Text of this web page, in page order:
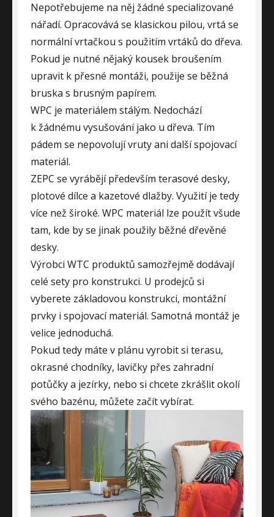
Nepotřebujeme na něj žádné specializované
nářadí. Opracovává se klasickou pilou, vrtá se
normální vrtačkou s použitím vrtáků do dřeva.
Pokud je nutné nějaký kousek broušením
upravit k přesné montáži, použije se běžná
bruska s brusným papírem.
WPC je materiálem stálým. Nedochází
k žádnému vysušování jako u dřeva. Tím
pádem se nepovolují vruty ani další spojovací
materiál.
ZEPC se vyrábějí především terasové desky,
plotové dílce a kazetové dlažby. Využití je tedy
více než široké. WPC materiál lze použít všude
tam, kde by se jinak použily běžné dřevěné
desky.
Výrobci WTC produktů samozřejmě dodávají
celé sety pro konstrukci. U prodejců si
vyberete základovou konstrukci, montážní
prvky i spojovací materiál. Samotná montáž je
velice jednoduchá.
Pokud tedy máte v plánu vyrobit si terasu,
okrasné chodníky, lavičky přes zahradní
potůčky a jezírky, nebo si chcete zkrášlit okolí
svého bazénu, můžete začít vybírat.